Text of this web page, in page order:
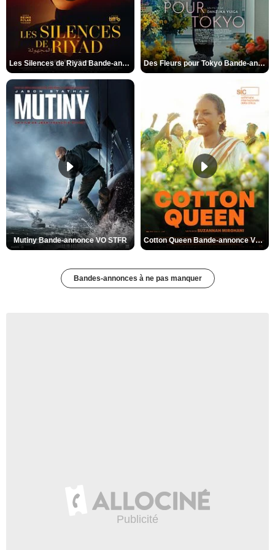
Les Silences de Riyad Bande-annonce VO STFR Des Fleurs pour Tokyo Bande-annonce VO STFR
Mutiny Bande-annonce VO STFR Cotton Queen Bande-annonce VO STFR
Bandes-annonces à ne pas manquer